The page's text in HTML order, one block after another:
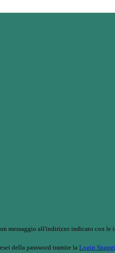
messaggio all'indirizzo indicato con le
della password tramite la Login